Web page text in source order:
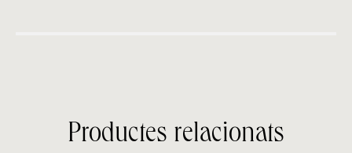
Productes relacionats